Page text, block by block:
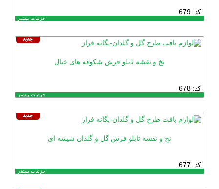
کد: 679
جزئیات بیشتر
نخ و نقشه تابلو فرش شکوفه های خیال
کد: 678
جزئیات بیشتر
نخ و نقشه تابلو فرش گل و گلدان شیشه ای
کد: 677
جزئیات بیشتر